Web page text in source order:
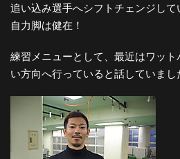
追い込み選手へシフトチェンジして
自力脚は健在！
練習メニューとして、最近はワッ
い方向へ行っていると話していまし